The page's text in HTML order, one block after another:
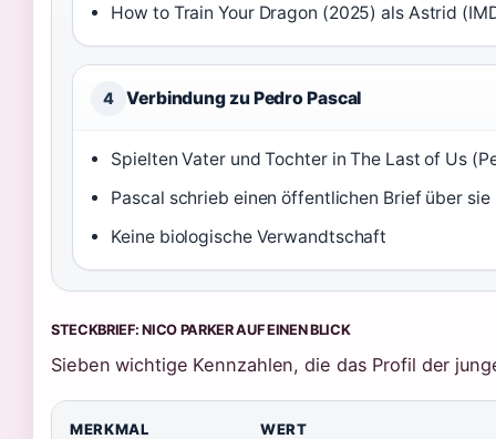
How to Train Your Dragon (2025) als Astrid
4 Verbindung zu Pedro Pascal
Spielten Vater und Tochter in The Last of Us
Pascal schrieb einen öffentlichen Brief über sie
Keine biologische Verwandtschaft
STECKBRIEF: NICO PARKER AUF EINEN BLICK
Sieben wichtige Kennzahlen, die das Profil der
MERKMAL WERT